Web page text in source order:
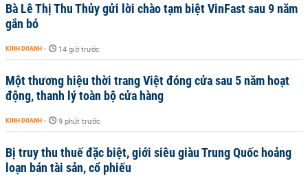
Bà Lê Thị Thu Thủy gửi lời chào tạm biệt VinFast sau 9 năm
gắn bó
KINH DOANH - 14 giờ trước
Một thương hiệu thời trang Việt đóng cửa sau 5 năm hoạt
động, thanh lý toàn bộ cửa hàng
KINH DOANH - 9 phút trước
Bị truy thu thuế đặc biệt, giới siêu giàu Trung Quốc hoảng
loạn bán tài sản, cổ phiếu